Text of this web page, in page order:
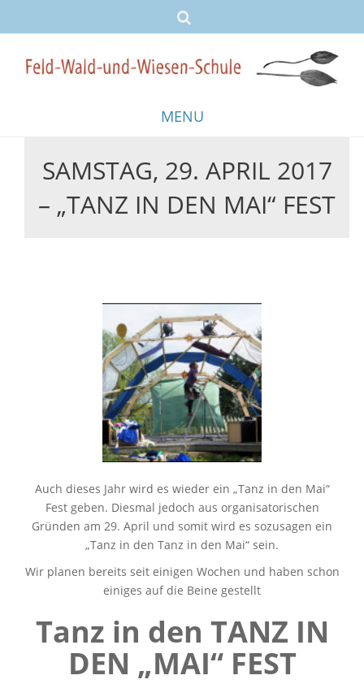
MENU
Skip
content
SAMSTAG, 29. APRIL 2017
– „TANZ IN DEN MAI“ FEST
Auch dieses Jahr wird es wieder ein „Tanz in den Mai“
Fest geben. Diesmal jedoch aus organisatorischen
Gründen am 29. April und somit wird es sozusagen ein
„Tanz in den Tanz in den Mai“ sein.
Wir planen bereits seit einigen Wochen und haben schon
einiges auf die Beine gestellt
Tanz in den TANZ IN
DEN „MAI“ FEST